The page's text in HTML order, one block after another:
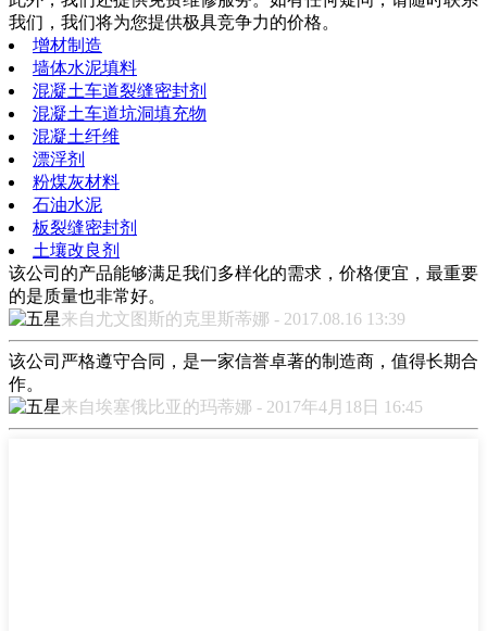
我们，我们将为您提供极具竞争力的价格。
增材制造
墙体水泥填料
混凝土车道裂缝密封剂
混凝土车道坑洞填充物
混凝土纤维
漂浮剂
粉煤灰材料
石油水泥
板裂缝密封剂
土壤改良剂
该公司的产品能够满足我们多样化的需求，价格便宜，最重要
的是质量也非常好。
来自尤文图斯的克里斯蒂娜 - 2017.08.16 13:39
该公司严格遵守合同，是一家信誉卓著的制造商，值得长期合
作。
来自埃塞俄比亚的玛蒂娜 - 2017年4月18日 16:45